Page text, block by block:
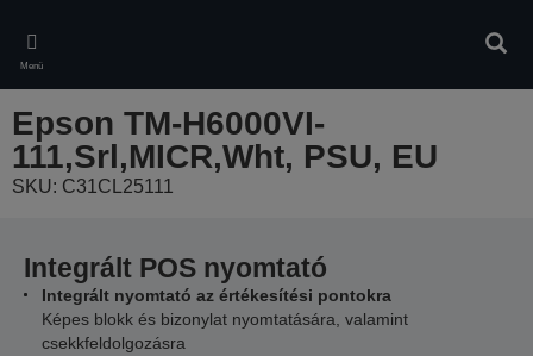
main
content
Menü
Epson TM-H6000VI-
111,Srl,MICR,Wht, PSU, EU
SKU: C31CL25111
Integrált POS nyomtató
Integrált nyomtató az értékesítési pontokra
Képes blokk és bizonylat nyomtatására, valamint
csekkfeldolgozásra